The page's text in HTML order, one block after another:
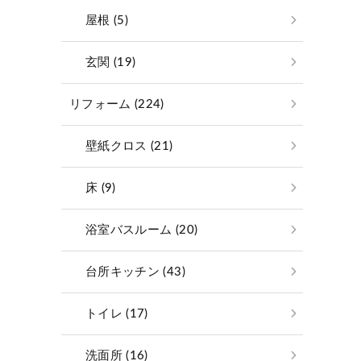
屋根 (5)
玄関 (19)
リフォーム (224)
壁紙クロス (21)
床 (9)
浴室バスルーム (20)
台所キッチン (43)
トイレ (17)
洗面所 (16)